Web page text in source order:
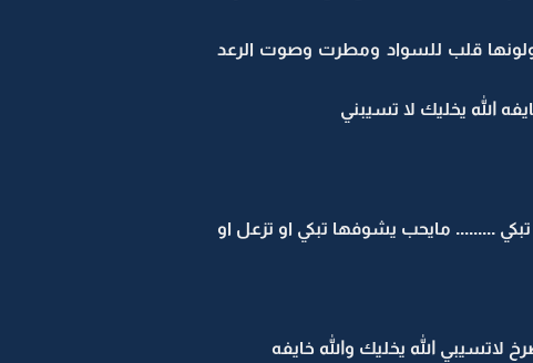
ولونها قلب للسواد ومطرت وصوت الرعد
الله يخليك لا تسيبني
......... مايحب يشوفها تبكي او تزعل او
الله يخليك والله خايفه